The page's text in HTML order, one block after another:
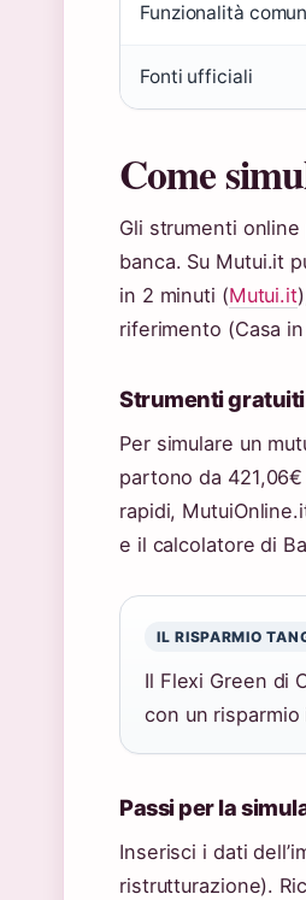
Funzionalità
Fonti ufficiali
Come
Gli strumenti
banca. Su Mutui.it
in 2 minuti (Mutui.it
riferimento (Casa
Strumenti gratuiti
Per simulare un
partono da
rapidi,
e il calcolatore di
IL RISPARMIO
Il Flexi Green di
con un
Passi per la
Inserisci i dati
ristrutturazione).